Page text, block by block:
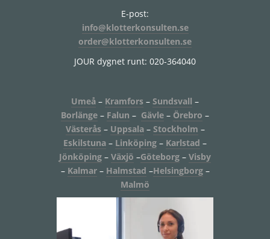
E-post:
info@klotterkonsulten.se
order@klotterkonsulten.se
JOUR dygnet runt: 020-364040
Umeå – Kramfors – Sundsvall –
Borlänge – Falun – Gävle – Örebro –
Västerås– Uppsala– Stockholm –
Eskilstuna – Linköping – Karlstad –
Jönköping – Växjö –Göteborg – Visby
– Kalmar– Halmstad –Helsingborg–
Malmö